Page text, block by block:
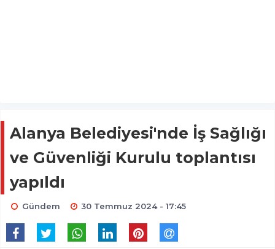
Alanya Belediyesi'nde İş Sağlığı
ve Güvenliği Kurulu toplantısı
yapıldı
Gündem 30 Temmuz 2024 - 17:45